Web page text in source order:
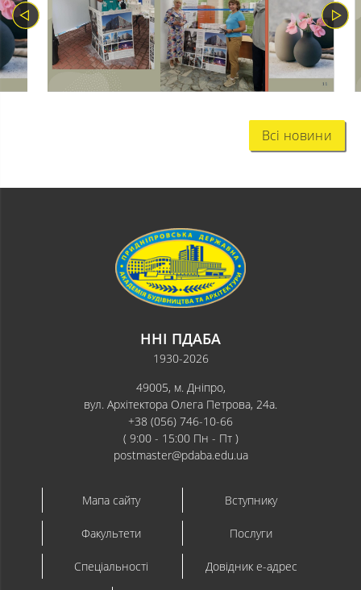
Всі новини
ННІ ПДАБА
1930-2026
49005, м. Дніпро,
вул. Архітектора Олега Петрова, 24а.
+38 (056) 746-10-66
( 9:00 - 15:00 Пн - Пт )
postmaster@pdaba.edu.ua
Мапа сайту Вступнику
Факультети Послуги
Спеціальності Довідник e-адрес